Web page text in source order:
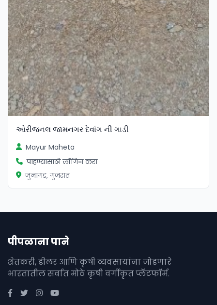
ઓરીજનલ જામનગર દેવાંગ ની ગાડી
Mayur Maheta
पाहण्यासाठी लॉगिन करा
जुनागड, गुजरात
पीपळाना पाने
शेतकरी, डीलर आणि कृषी व्यवसायांना जोडणारे
भारतातील सर्वात मोठे कृषी वर्गीकृत प्लॅटफॉर्म.